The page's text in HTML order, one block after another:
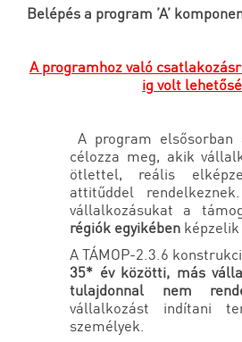
Belépés a program ’A’
A programhoz való
ig volt
A program
célozza meg, akik
ötlettel, reális
attitűddel
vállalkozásukat a
régiók egyikében
A TÁMOP-2.3.6
35* év közötti, más
tulajdonnal nem
vállalkozást indítani
személyek.